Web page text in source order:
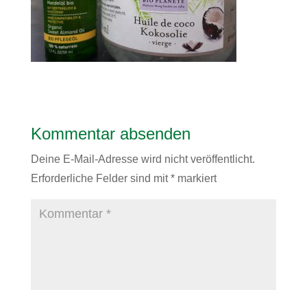
Kommentar absenden
Deine E-Mail-Adresse wird nicht veröffentlicht.
Erforderliche Felder sind mit*markiert